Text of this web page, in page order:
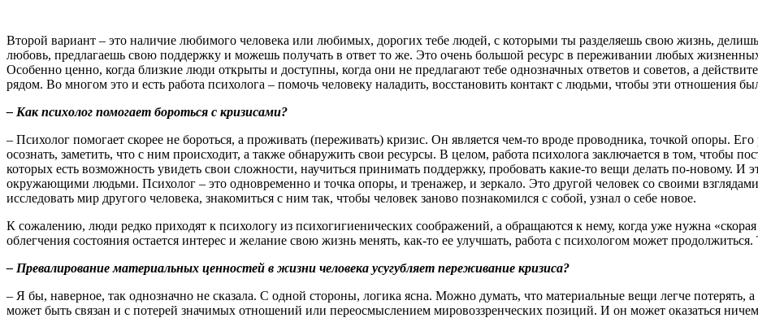
Второй вариант – это наличие любимого человека или любимых, дорогих тебе людей, с которыми ты разделяешь свою жизнь,
любовь, предлагаешь свою поддержку и можешь получать в ответ то же. Это очень большой ресурс в переживании любых
Особенно ценно, когда близкие люди открыты и доступны, когда они не предлагают тебе однозначных ответов и советов, а
рядом. Во многом это и есть работа психолога – помочь человеку наладить, восстановить контакт с людьми, чтобы эти отношения
– Как психолог помогает бороться с кризисами?
– Психолог помогает скорее не бороться, а проживать (переживать) кризис. Он является чем-то вроде проводника, точкой опоры.
осознать, заметить, что с ним происходит, а также обнаружить свои ресурсы. В целом, работа психолога заключается в том, чтобы
которых есть возможность увидеть свои сложности, научиться принимать поддержку, пробовать какие-то вещи делать по-новому.
окружающими людьми. Психолог – это одновременно и точка опоры, и тренажер, и зеркало. Это другой человек со своими
исследовать мир другого человека, знакомиться с ним так, чтобы человек заново познакомился с собой, узнал о себе новое.
К сожалению, люди редко приходят к психологу из психогигиенических соображений, а обращаются к нему, когда уже нужна
облегчения состояния остается интерес и желание свою жизнь менять, как-то ее улучшать, работа с психологом может продолжиться.
– Превалирование материальных ценностей в жизни человека усугубляет переживание кризиса?
– Я бы, наверное, так однозначно не сказала. С одной стороны, логика ясна. Можно думать, что материальные вещи легче потерять,
может быть связан и с потерей значимых отношений или переосмыслением мировоззренческих позиций. И он может оказаться